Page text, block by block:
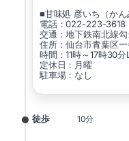
■甘味処 彦いち（かん
電話：022-223-3618
交通：地下鉄南北線
住所：仙台市青葉区
時間：11時～17時30分
定休日：月曜
駐車場：なし
徒歩 10分